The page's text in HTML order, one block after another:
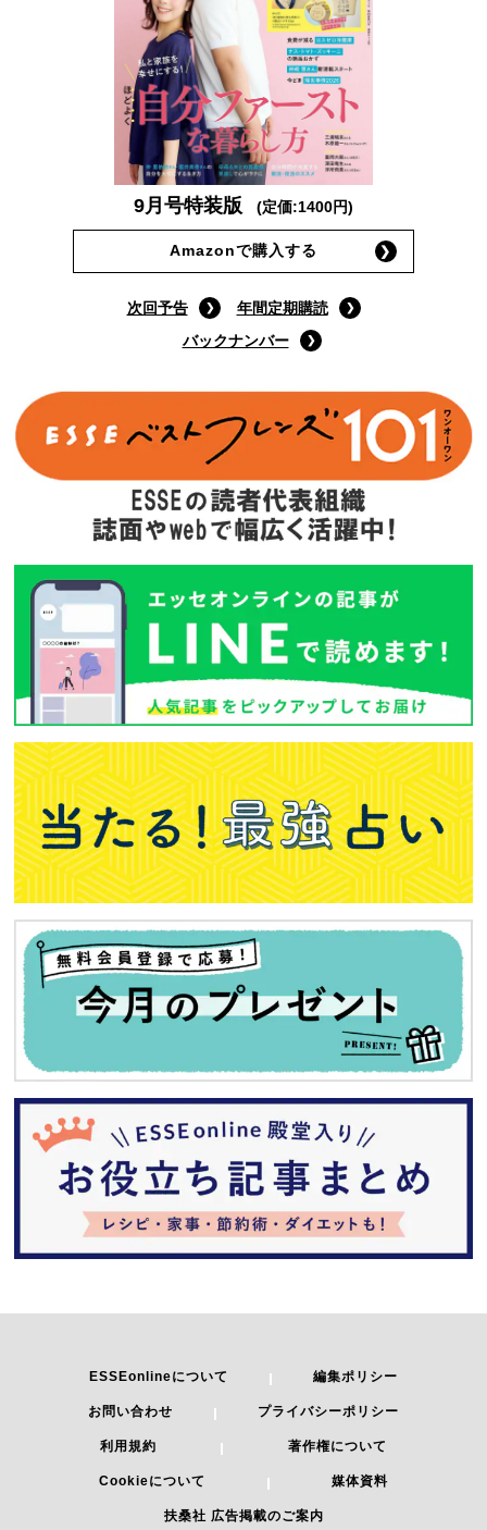
9月号特装版 (定価:1400円)
Amazonで購入する
次回予告
年間定期購読
バックナンバー
ESSEonlineについて 編集ポリシー
お問い合わせ プライバシーポリシー
利用規約 著作権について
Cookieについて 媒体資料
扶桑社 広告掲載のご案内